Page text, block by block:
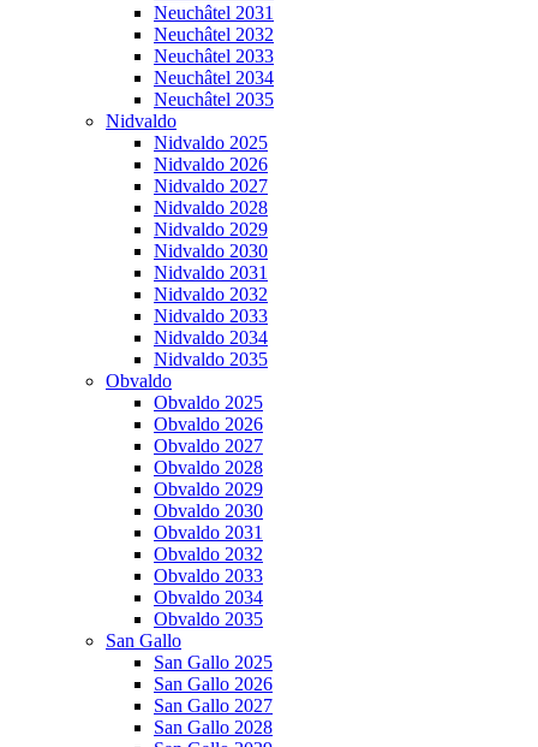
Neuchâtel 2031
Neuchâtel 2032
Neuchâtel 2033
Neuchâtel 2034
Neuchâtel 2035
Nidvaldo
Nidvaldo 2025
Nidvaldo 2026
Nidvaldo 2027
Nidvaldo 2028
Nidvaldo 2029
Nidvaldo 2030
Nidvaldo 2031
Nidvaldo 2032
Nidvaldo 2033
Nidvaldo 2034
Nidvaldo 2035
Obvaldo
Obvaldo 2025
Obvaldo 2026
Obvaldo 2027
Obvaldo 2028
Obvaldo 2029
Obvaldo 2030
Obvaldo 2031
Obvaldo 2032
Obvaldo 2033
Obvaldo 2034
Obvaldo 2035
San Gallo
San Gallo 2025
San Gallo 2026
San Gallo 2027
San Gallo 2028